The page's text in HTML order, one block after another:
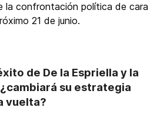
la confrontación política de cara
21 de junio.
de De la Espriella y la
su estrategia
vuelta?